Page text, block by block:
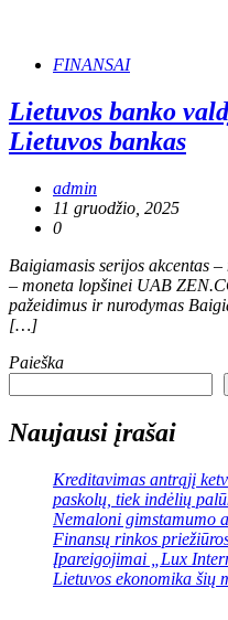
FINANSAI
Lietuvos banko
Lietuvos bankas
admin
11 gruodžio, 2025
0
Baigiamasis serijos akcentas
– moneta lopšinei UAB
pažeidimus ir nurodymas
[…]
Paieška
Naujausi įrašai
Kreditavimas antrąjį
paskolų, tiek indėlių
Nemaloni gimstamumo
Finansų rinkos
Įpareigojimai „Lux
Lietuvos ekonomika šių